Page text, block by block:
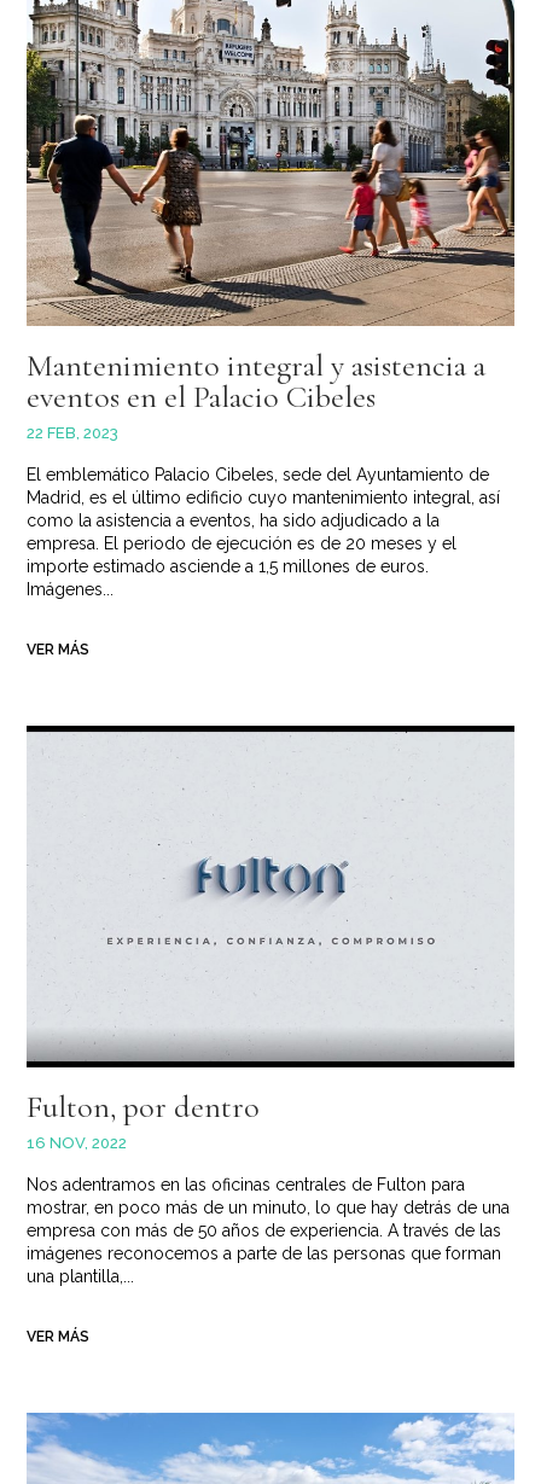
Mantenimiento integral y asistencia a
eventos en el Palacio Cibeles
22 FEB, 2023
El emblemático Palacio Cibeles, sede del Ayuntamiento de
Madrid, es el último edificio cuyo mantenimiento integral, así
como la asistencia a eventos, ha sido adjudicado a la
empresa. El periodo de ejecución es de 20 meses y el
importe estimado asciende a 1,5 millones de euros.
Imágenes...
VER MÁS
Fulton, por dentro
16 NOV, 2022
Nos adentramos en las oficinas centrales de Fulton para
mostrar, en poco más de un minuto, lo que hay detrás de una
empresa con más de 50 años de experiencia. A través de las
imágenes reconocemos a parte de las personas que forman
una plantilla,...
VER MÁS